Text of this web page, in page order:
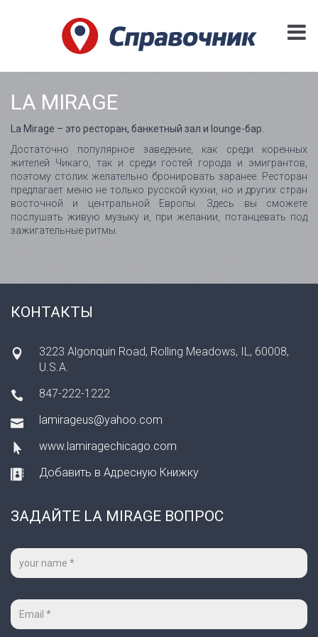
LA MIRAGE
La Mirage – это ресторан, банкетный зал и lounge-бар.
Достаточно популярное заведение, как среди коренных
жителей Чикаго, так и среди гостей города и эмигрантов,
поэтому столик желательно бронировать заранее. Ресторан
предлагает меню не только русской кухни, но и других стран
восточной и центральной Европы. Здесь вы сможете
послушать живую музыку и, при желании, потанцевать под
зажигательные ритмы.
КОНТАКТЫ
3223 Algonquin Road, Rolling Meadows, IL, 60008,
U.S.A.
847-222-1222
lamirageus@yahoo.com
www.lamiragechicago.com
Добавить в Адресную Книжку
ЗАДАЙТЕ LA MIRAGE ВОПРОС
Ваше
имя
Ваш
mail